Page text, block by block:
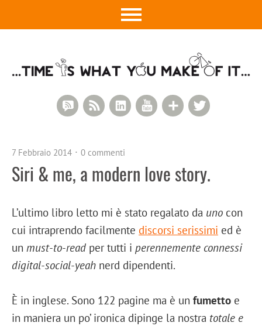
Google+
YouTube
LinkedIn
RSS Feed
RSS Comments
7 Febbraio 2014 0 commenti
Siri & me, a modern love story.
L’ultimo libro letto mi è stato regalato da uno con
cui intraprendo facilmente discorsi serissimi ed è
un must-to-read per tutti i perennemente connessi
digital-social-yeah nerd dipendenti.
È in inglese. Sono 122 pagine ma è un fumetto e
in maniera un po’ ironica dipinge la nostra totale e